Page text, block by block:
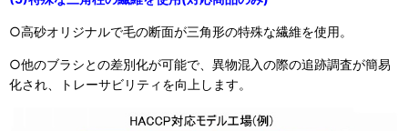
○高砂オリジナルで毛の断面が三角形の特殊な繊維を使用。
○他のブラシとの差別化が可能で、異物混入の際の追跡調査が簡易
化され、トレーサビリティを向上します。